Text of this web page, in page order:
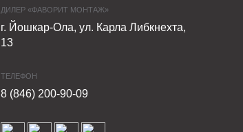
ДИЛЕР «ФАВОРИТ МОНТАЖ»
г. Йошкар-Ола, ул. Карла Либкнехта,
13
ТЕЛЕФОН
8 (846) 200-90-09